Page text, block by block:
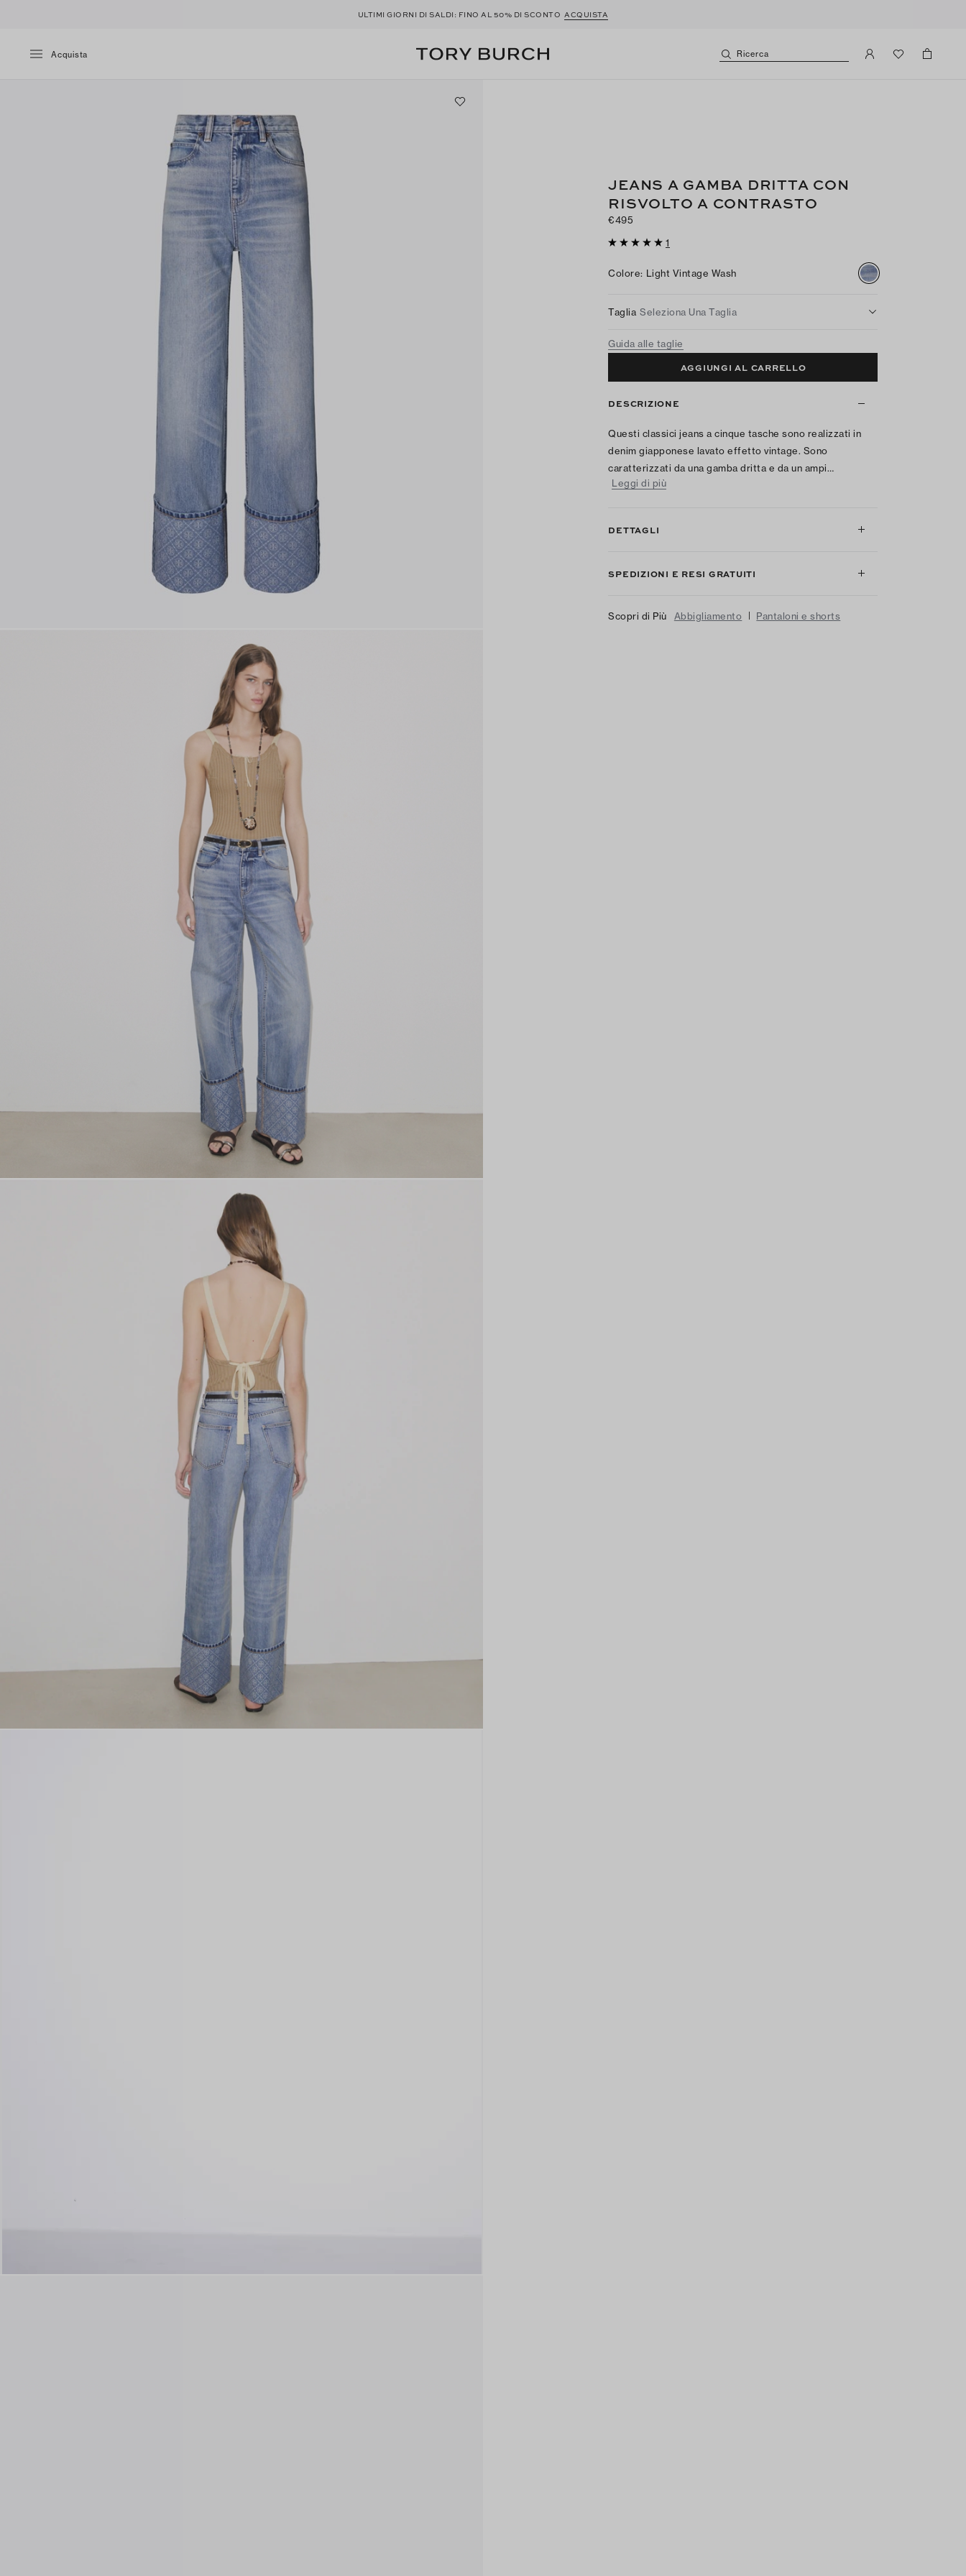
ULTIMI GIORNI DI SALDI: FINO AL 50% DI SCONTO ACQUISTA
Acquista Ricerca
JEANS A GAMBA DRITTA CON
RISVOLTO A CONTRASTO
€495
1
Colore: Light Vintage Wash
Taglia Seleziona Una Taglia
Guida alle taglie
AGGIUNGI AL CARRELLO
DESCRIZIONE
Questi classici jeans a cinque tasche sono realizzati in
denim giapponese lavato effetto vintage. Sono
caratterizzati da una gamba dritta e da un ampi…
Leggi di più
DETTAGLI
SPEDIZIONI E RESI GRATUITI
Scopri di Più Abbigliamento | Pantaloni e shorts